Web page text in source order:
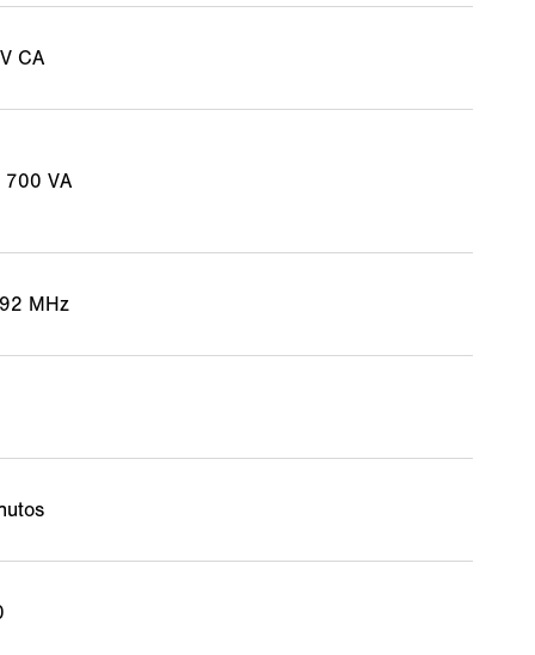
CA
700 VA
MHz